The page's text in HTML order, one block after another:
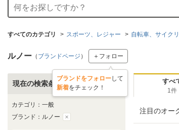
すべてのカテゴリ スポーツ、レジャー 自転車、サイク
ルノー （ ブランドページ ） ＋フォロー
ブランドをフォローして
新着をチェック！
現在の検索条件
カテゴリ：一般
ブランド：ルノー
すべ
1件
注目のオー